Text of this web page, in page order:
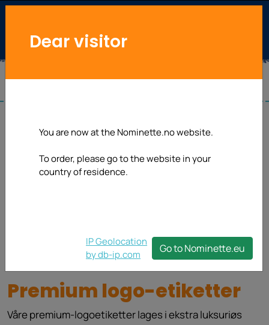
Premium logo-etiketter
Våre premium-logoetiketter lages i ekstra luksuriøs
Dear visitor
You are now at the Nominette.no website.
To order, please go to the website in your
country of residence.
IP Geolocation
by db-ip.com
Go to Nominette.eu